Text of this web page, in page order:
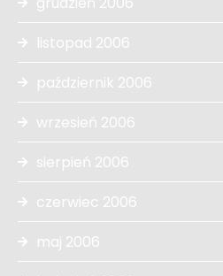
listopad 2006
październik 2006
wrzesień 2006
sierpień 2006
czerwiec 2006
maj 2006